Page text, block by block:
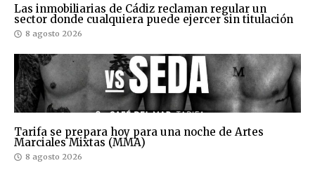
Las inmobiliarias de Cádiz reclaman regular un
sector donde cualquiera puede ejercer sin titulación
8 agosto 2026
Tarifa se prepara hoy para una noche de Artes
Marciales Mixtas (MMA)
8 agosto 2026